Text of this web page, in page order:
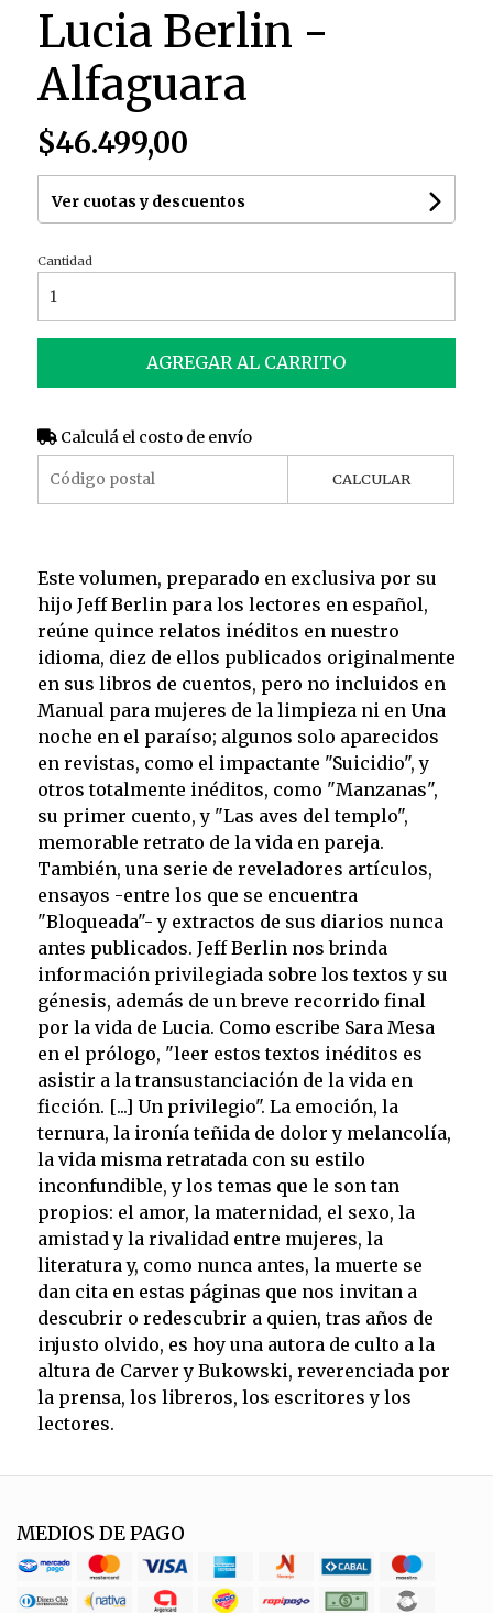
Lucia Berlin -
Alfaguara
$46.499,00
Ver cuotas y descuentos
Cantidad
AGREGAR AL CARRITO
Calculá el costo de envío
CALCULAR
Este volumen, preparado en exclusiva por su
hijo Jeff Berlin para los lectores en español,
reúne quince relatos inéditos en nuestro
idioma, diez de ellos publicados originalmente
en sus libros de cuentos, pero no incluidos en
Manual para mujeres de la limpieza ni en Una
noche en el paraíso; algunos solo aparecidos
en revistas, como el impactante "Suicidio", y
otros totalmente inéditos, como "Manzanas",
su primer cuento, y "Las aves del templo",
memorable retrato de la vida en pareja.
También, una serie de reveladores artículos,
ensayos -entre los que se encuentra
"Bloqueada"- y extractos de sus diarios nunca
antes publicados. Jeff Berlin nos brinda
información privilegiada sobre los textos y su
génesis, además de un breve recorrido final
por la vida de Lucia. Como escribe Sara Mesa
en el prólogo, "leer estos textos inéditos es
asistir a la transustanciación de la vida en
ficción. [...] Un privilegio". La emoción, la
ternura, la ironía teñida de dolor y melancolía,
la vida misma retratada con su estilo
inconfundible, y los temas que le son tan
propios: el amor, la maternidad, el sexo, la
amistad y la rivalidad entre mujeres, la
literatura y, como nunca antes, la muerte se
dan cita en estas páginas que nos invitan a
descubrir o redescubrir a quien, tras años de
injusto olvido, es hoy una autora de culto a la
altura de Carver y Bukowski, reverenciada por
la prensa, los libreros, los escritores y los
lectores.
MEDIOS DE PAGO